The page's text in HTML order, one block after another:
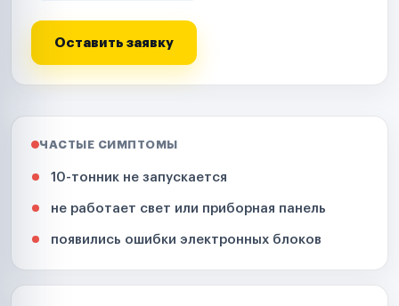
Оставить заявку
ЧАСТЫЕ СИМПТОМЫ
10-тонник не запускается
не работает свет или приборная панель
появились ошибки электронных блоков